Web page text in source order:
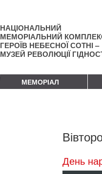
НАЦІОНАЛЬНИЙ
МЕМОРІАЛЬНИЙ
ГЕРОЇВ НЕБЕСНОЇ СОТНІ –
МУЗЕЙ РЕВОЛЮЦІЇ
МЕМОРІАЛ
День